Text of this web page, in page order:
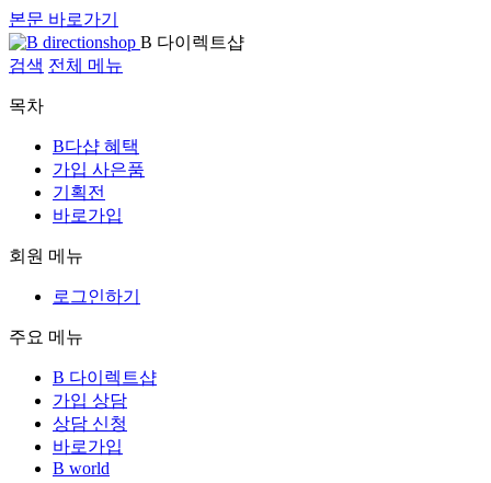
본문 바로가기
B 다이렉트샵
검색 전체 메뉴
목차
B다샵 혜택
가입 사은품
기획전
바로가입
회원 메뉴
로그인하기
주요 메뉴
B 다이렉트샵
가입 상담
상담 신청
바로가입
B world